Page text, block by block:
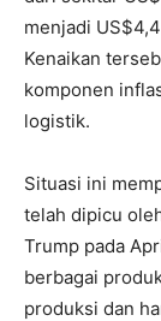
menjadi
Kenaikan
komponen
logistik.
Situasi ini
telah dipicu
Trump pada
berbagai
produksi dan